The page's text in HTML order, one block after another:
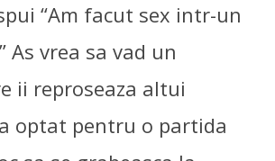
“Am facut sex intr-un
As vrea sa vad un
ii reproseaza altui
optat pentru o partida